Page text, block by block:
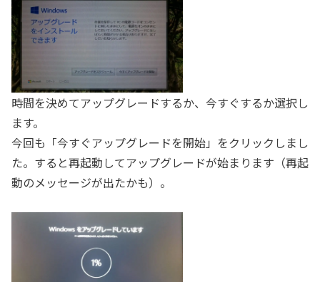
時間を決めてアップグレードするか、今すぐするか選択し
ます。
今回も「今すぐアップグレードを開始」をクリックしまし
た。すると再起動してアップグレードが始まります（再起
動のメッセージが出たかも）。